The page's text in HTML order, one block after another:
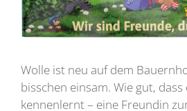
Wolle ist neu auf dem
bisschen einsam. Wie gut, dass
kennenlernt – eine Freundin